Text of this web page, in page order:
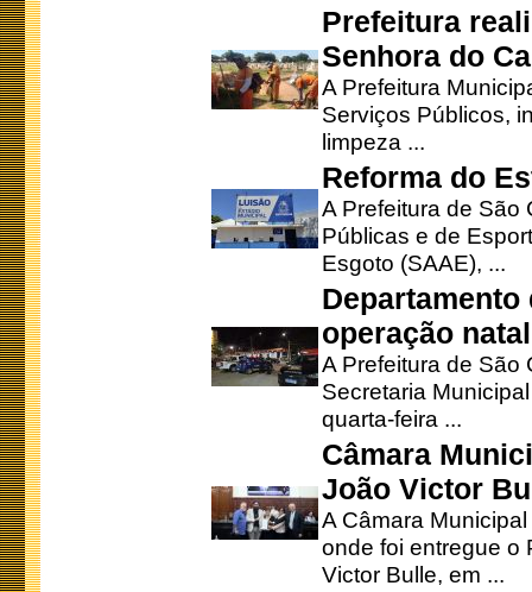
Prefeitura
Senhora do
A Prefeitura
Serviços Públicos,
limpeza ...
Reforma do
A Prefeitura de São
Públicas e de
Esgoto (SAAE), ...
operação
A Prefeitura de São
Secretaria
quarta-feira ...
Câmara
João Victor
A Câmara
onde foi entregue o
Victor Bulle, em ...